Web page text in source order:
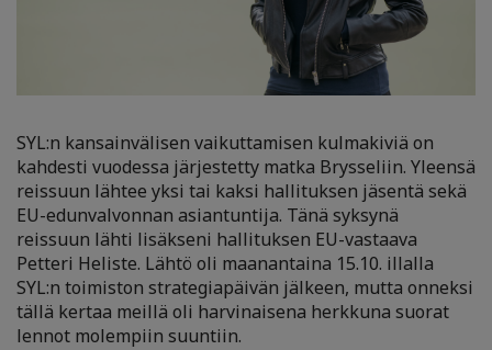
SYL:n kansainvälisen vaikuttamisen kulmakiviä on
kahdesti vuodessa järjestetty matka Brysseliin. Yleensä
reissuun lähtee yksi tai kaksi hallituksen jäsentä sekä
EU-edunvalvonnan asiantuntija. Tänä syksynä
reissuun lähti lisäkseni hallituksen EU-vastaava
Petteri Heliste. Lähtö oli maanantaina 15.10. illalla
SYL:n toimiston strategiapäivän jälkeen, mutta onneksi
tällä kertaa meillä oli harvinaisena herkkuna suorat
lennot molempiin suuntiin.